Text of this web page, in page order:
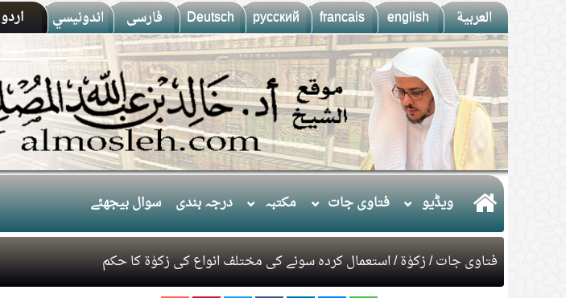
العربية english
francais
русский
Deutsch فارسى اندونيسي اردو
ويڈيو فتاوی جات مکتبہ درجہ بندی سوال بیجھئے
فتاوی جات/​زکوٰۃ/ استعمال کردہ سونے کی مختلف انواع کی زکوٰۃ کا حکم